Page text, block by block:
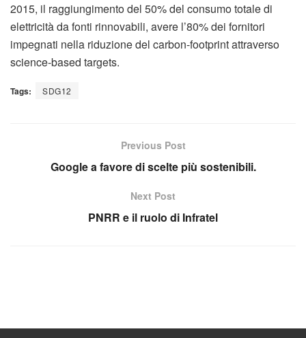
2015, il raggiungimento del 50% del consumo totale di
elettricità da fonti rinnovabili, avere l’80% dei fornitori
impegnati nella riduzione del carbon-footprint attraverso
science-based targets.
Tags: SDG12
Previous Post
Google a favore di scelte più sostenibili.
Next Post
PNRR e il ruolo di Infratel